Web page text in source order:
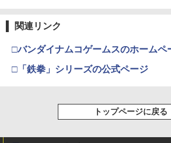
3
【特典付】【Blu-
「鬼滅の刃」無限城
￥4,950
2
￥6,449
Nintendo Switch 2(
2
【純正品】ディスク
J) PlayStation 5
2
￥7,681
ラー (カーボンブラ
劇場版「鬼滅の刃」
関連リンク
□バンダイナムコゲームスのホームペ
□「鉄拳」シリーズの公式ページ
トップページに戻る